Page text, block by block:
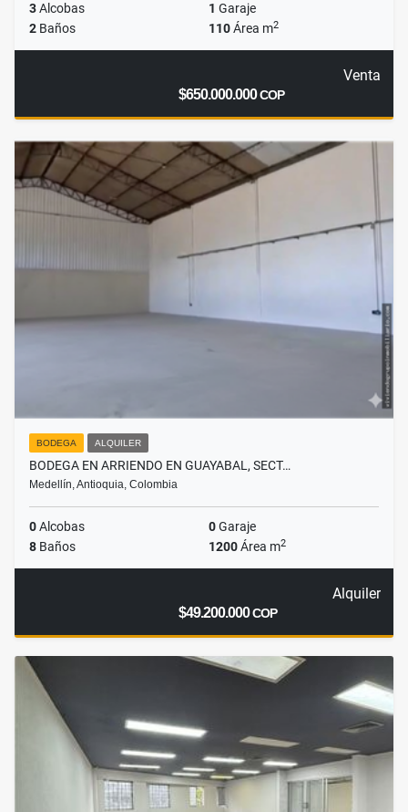
3Alcobas 1 Garaje
2 Baños 110Área m2
Venta
$650.000.000COP
BODEGA ALQUILER
BODEGA EN ARRIENDO EN GUAYABAL, SECT…
Medellín, Antioquia, Colombia
0Alcobas 0Garaje
8 Baños 1200Área m2
Alquiler
$49.200.000COP